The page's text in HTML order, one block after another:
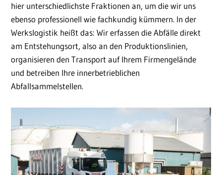
hier unterschiedlichste Fraktionen an, um die wir uns
ebenso professionell wie fachkundig kümmern. In der
Werkslogistik heißt das: Wir erfassen die Abfälle direkt
am Entstehungsort, also an den Produktionslinien,
organisieren den Transport auf Ihrem Firmengelände
und betreiben Ihre innerbetrieblichen
Abfallsammelstellen.